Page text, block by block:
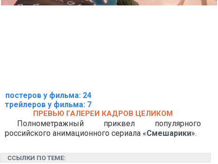
постеров у фильма: 24
трейлеров у фильма: 7
ПРЕВЬЮ ГАЛЕРЕИ КАДРОВ ЦЕЛИКОМ
Полнометражный приквел популярного
российского анимационного сериала «Смешарики».
ССЫЛКИ ПО ТЕМЕ: